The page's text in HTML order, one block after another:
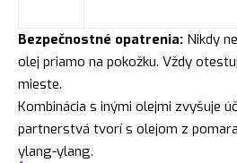
Bezpečnostné opatrenia: Nikdy
olej priamo na pokožku. Vždy
mieste.
Kombinácia s inými olejmi zvyšuje
partnerstvá tvorí s olejom z
ylang-ylang.